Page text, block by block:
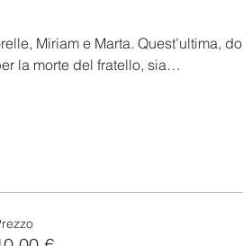
Miriam e Marta. Quest’ultima,
la morte del fratello, sia…